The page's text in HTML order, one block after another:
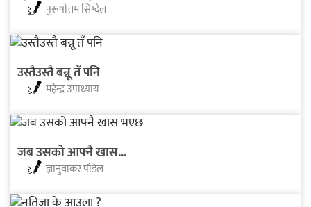
पुरूषाेत्तम सिग्देल
उस्तैउस्तै बन्नू तँ पनि
महेन्द्र उपाध्याय
जब उसको आफ्नै खास...
ज्ञानुवाकर पौडेल